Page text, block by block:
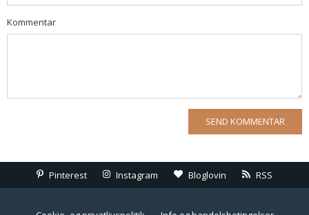
Kommentar
Pinterest Instagram Bloglovin RSS